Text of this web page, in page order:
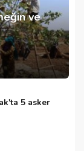
ve
5 asker